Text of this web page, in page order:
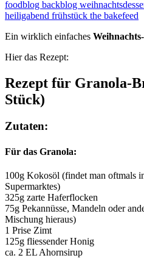
Ein wirklich einfaches
Hier das Rezept:
Rezept für Granola-
Stück)
Zutaten:
Für das Granola:
100g Kokosöl (findet man oftmals
Supermarktes)
325g zarte Haferflocken
75g Pekannüsse, Mandeln oder
Mischung hieraus)
1 Prise Zimt
125g fliessender Honig
ca. 2 EL Ahornsirup